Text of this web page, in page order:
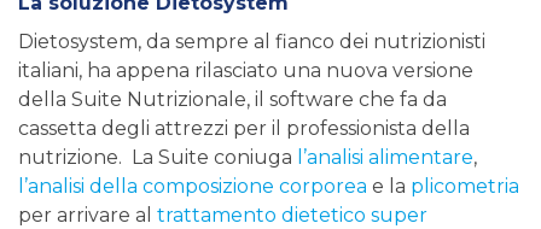
Dietosystem, da sempre al fianco dei nutrizionisti
italiani, ha appena rilasciato una nuova versione
della Suite Nutrizionale, il software che fa da
cassetta degli attrezzi per il professionista della
nutrizione. La Suite coniuga l’analisi alimentare,
l’analisi della composizione corporea e la plicometria
per arrivare al trattamento dietetico super